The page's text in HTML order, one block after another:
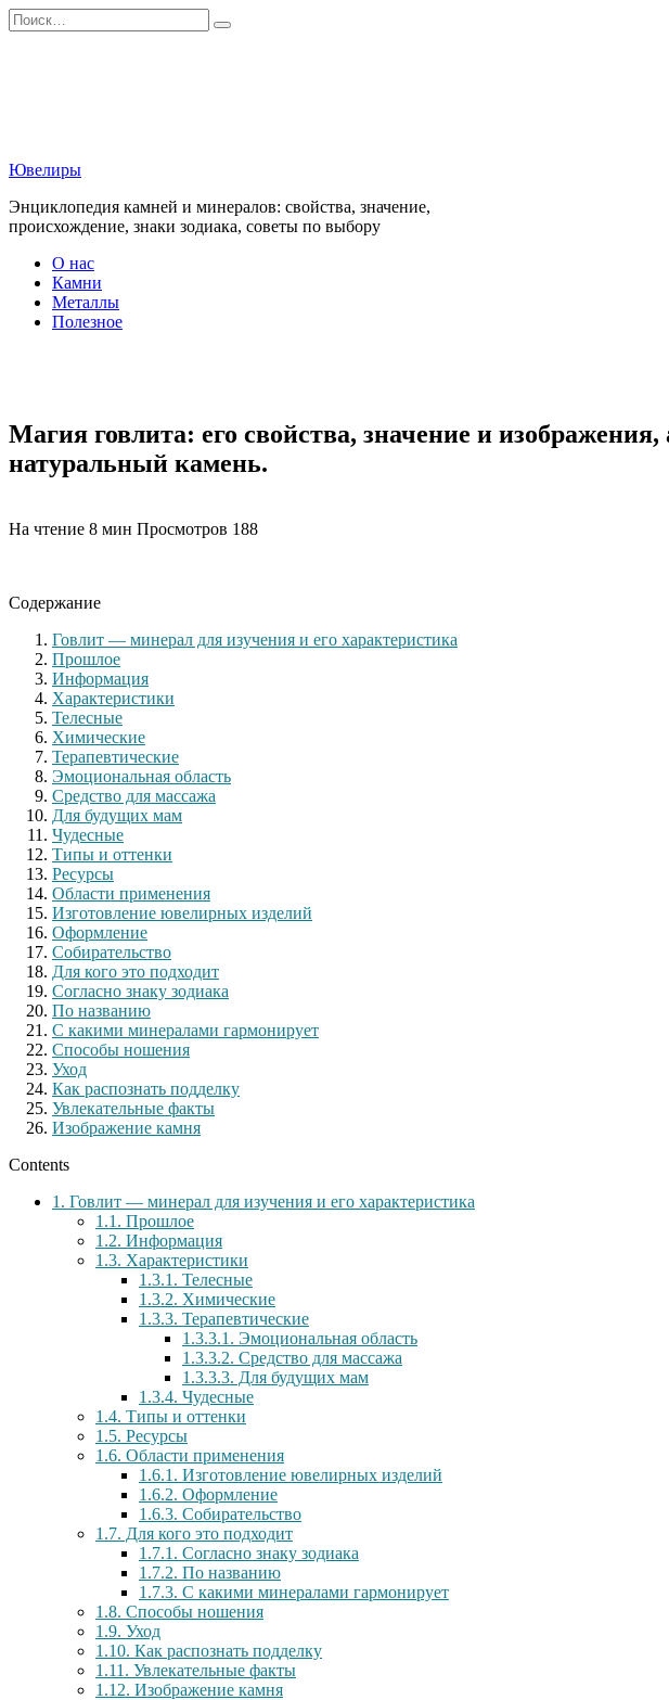
Перейти
к
Search
for:
Ювелиры
Энциклопедия камней и минералов: свойства, значение,
происхождение, знаки зодиака, советы по выбору
О нас
Камни
Металлы
Полезное
Магия говлита: его свойства, значение и
натуральный камень.
На чтение 8 мин Просмотров 188
Содержание
Говлит — минерал для изучения и его характеристика
Прошлое
Информация
Характеристики
Телесные
Химические
Терапевтические
Эмоциональная область
Средство для массажа
Для будущих мам
Чудесные
Типы и оттенки
Ресурсы
Области применения
Изготовление ювелирных изделий
Оформление
Собирательство
Для кого это подходит
Согласно знаку зодиака
По названию
С какими минералами гармонирует
Способы ношения
Уход
Как распознать подделку
Увлекательные факты
Изображение камня
Contents
1. Говлит — минерал для изучения и его характеристика
1.1. Прошлое
1.2. Информация
1.3. Характеристики
1.3.1. Телесные
1.3.2. Химические
1.3.3. Терапевтические
1.3.3.1. Эмоциональная область
1.3.3.2. Средство для массажа
1.3.3.3. Для будущих мам
1.3.4. Чудесные
1.4. Типы и оттенки
1.5. Ресурсы
1.6. Области применения
1.6.1. Изготовление ювелирных изделий
1.6.2. Оформление
1.6.3. Собирательство
1.7. Для кого это подходит
1.7.1. Согласно знаку зодиака
1.7.2. По названию
1.7.3. С какими минералами гармонирует
1.8. Способы ношения
1.9. Уход
1.10. Как распознать подделку
1.11. Увлекательные факты
1.12. Изображение камня